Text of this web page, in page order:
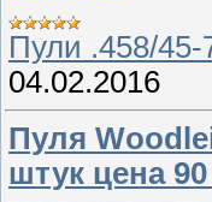
Пули .458/45-
04.02.2016
Пуля
штук цена 90